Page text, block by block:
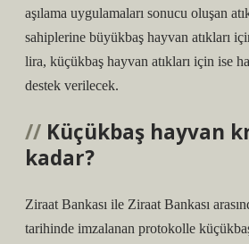
aşılama uygulamaları sonucu oluşan
sahiplerine büyükbaş hayvan atıkları
lira, küçükbaş hayvan atıkları için ise
destek verilecek.
Küçükbaş hayvan
kadar?
Ziraat Bankası ile Ziraat Bankası
tarihinde imzalanan protokolle